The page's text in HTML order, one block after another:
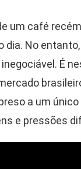
um café
dia. No
É
a um
e pressões